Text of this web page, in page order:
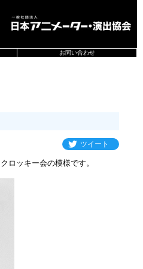
お問い合わせ
ツイート
ロッキー会の模様です。